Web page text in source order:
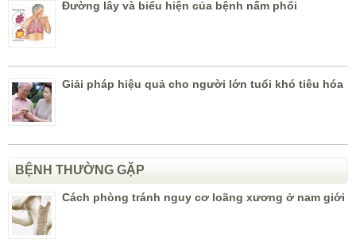
Đường lây và biểu hiện của bệnh nấm phổi
Giải pháp hiệu quả cho người lớn tuổi khó tiêu hóa
BỆNH THƯỜNG GẶP
Cách phòng tránh nguy cơ loãng xương ở nam giới